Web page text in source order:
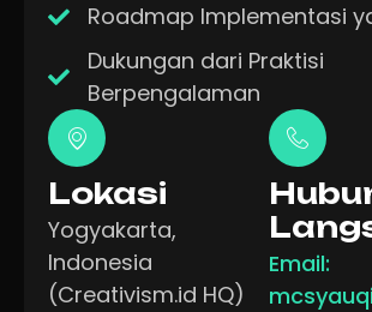
Roadmap Implementasi
Dukungan dari Praktisi
Berpengalaman
Lokasi
Yogyakarta,
Indonesia
(Creativism.id HQ)
Email: